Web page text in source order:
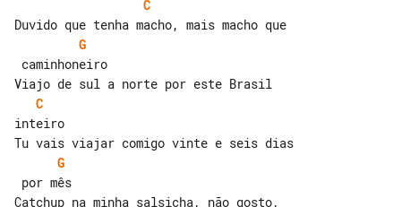
C
G
C
inteiro
G